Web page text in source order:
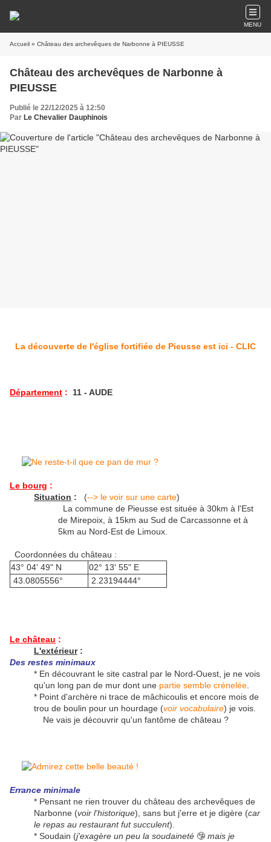
MENU
Accueil » Château des archevêques de Narbonne à PIEUSSE
Château des archevêques de Narbonne à
PIEUSSE
Publié le 22/12/2025 à 12:50
Par Le Chevalier Dauphinois
La découverte de l'église fortifiée de Pieusse est ici - CLIC
Département : 11 - AUDE
Le bourg :
Situation : (--> le voir sur une carte)
La commune de Pieusse est située à 30km à l'Est
de Mirepoix, à 15km au Sud de Carcassonne et à
5km au Nord-Est de Limoux.
Coordonnées du château :
43° 04' 49" N
02° 13' 55" E
43.0805556°
2.23194444°
Le château :
L'extérieur:
Des restes minimaux
* En découvrant le site castral par le Nord-Ouest, je ne vois
qu'un long pan de mur dont une partie semble crénelée
* Point d'archère ni trace de mâchicoulis et encore mois de
trou de boulin pour un hourdage (voir vocabulaire) je vois.
Ne vais je découvrir qu'un fantôme de château ?
Errance minimale
* Pensant ne rien trouver du château des archevêques de
Narbonne (voir l'historique), sans but j'erre et je digère (car
le repas au restaurant fut succulent).
* Soudain (j'exagère un peu la soudaineté 🤥 mais je